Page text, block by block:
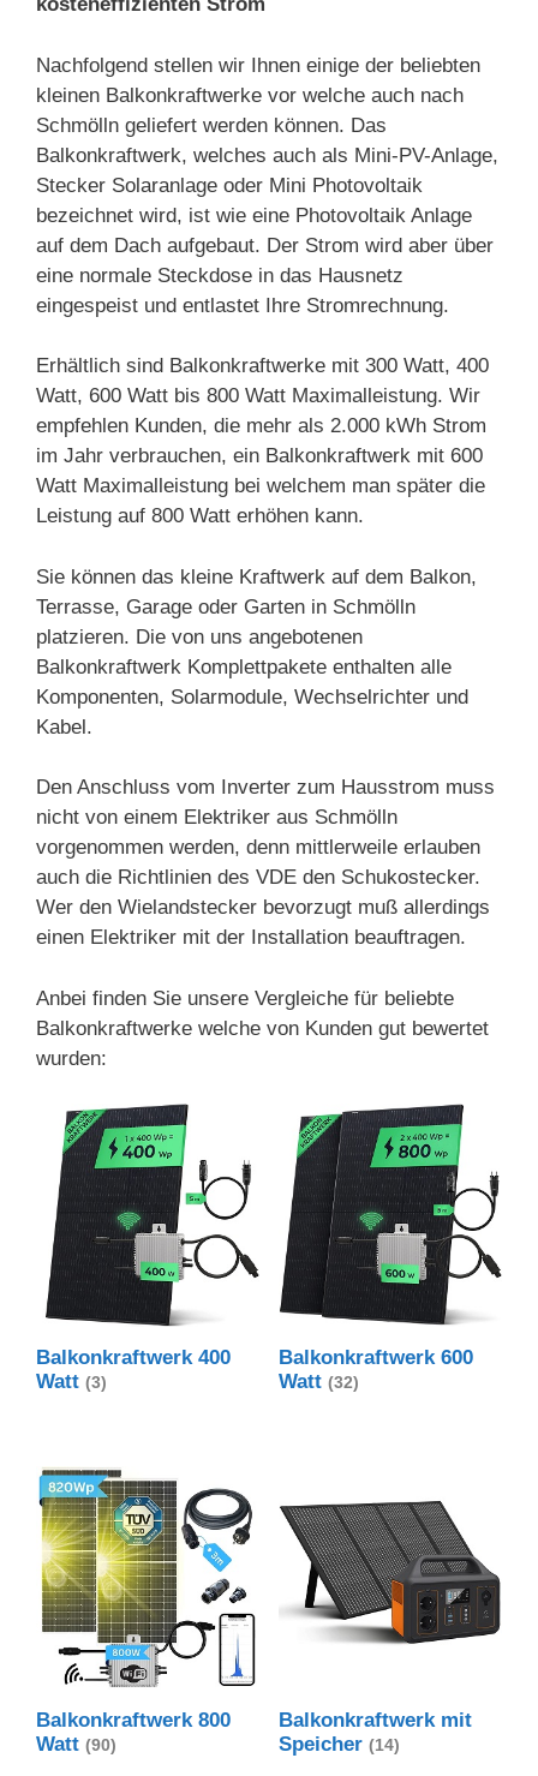
Nachfolgend stellen wir Ihnen einige der beliebten
kleinen Balkonkraftwerke vor welche auch nach
Schmölln geliefert werden können. Das
Balkonkraftwerk, welches auch als Mini-PV-Anlage,
Stecker Solaranlage oder Mini Photovoltaik
bezeichnet wird, ist wie eine Photovoltaik Anlage
auf dem Dach aufgebaut. Der Strom wird aber über
eine normale Steckdose in das Hausnetz
eingespeist und entlastet Ihre Stromrechnung.
Erhältlich sind Balkonkraftwerke mit 300 Watt, 400
Watt, 600 Watt bis 800 Watt Maximalleistung. Wir
empfehlen Kunden, die mehr als 2.000 kWh Strom
im Jahr verbrauchen, ein Balkonkraftwerk mit 600
Watt Maximalleistung bei welchem man später die
Leistung auf 800 Watt erhöhen kann.
Sie können das kleine Kraftwerk auf dem Balkon,
Terrasse, Garage oder Garten in Schmölln
platzieren. Die von uns angebotenen
Balkonkraftwerk Komplettpakete enthalten alle
Komponenten, Solarmodule, Wechselrichter und
Kabel.
Den Anschluss vom Inverter zum Hausstrom muss
nicht von einem Elektriker aus Schmölln
vorgenommen werden, denn mittlerweile erlauben
auch die Richtlinien des VDE den Schukostecker.
Wer den Wielandstecker bevorzugt muß allerdings
einen Elektriker mit der Installation beauftragen.
Anbei finden Sie unsere Vergleiche für beliebte
Balkonkraftwerke welche von Kunden gut bewertet
wurden:
Balkonkraftwerk 400
Watt (3)
Balkonkraftwerk 600
Watt (32)
Balkonkraftwerk 800
Watt (90)
Balkonkraftwerk mit
Speicher (14)